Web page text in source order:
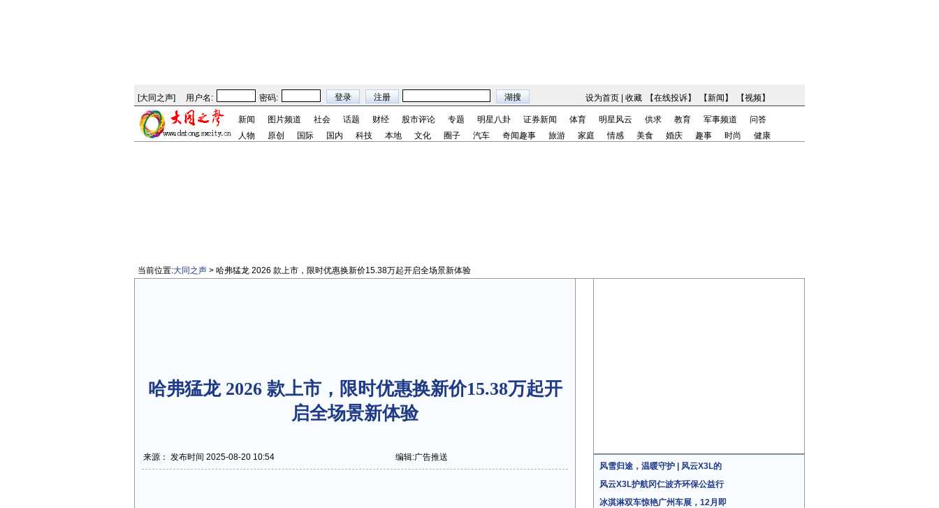
[大同之声] 用户名: 密码: 设为首页 收藏 【在线投诉】 【新闻 】 【视频】
新闻 图片频道 社会 话题 财经 股市评论 专题 明星八卦 证券新闻 体育 明星风云 供求 教育 军事频道
问答
人物
原创 国际 国内 科技 本地 文化 圈子 汽车 奇闻趣事 旅游 家庭 情感 美食 婚庆 趣事 时尚 健康
当前位置:大同之声 > 哈弗猛龙 2026 款上市，限时优惠换新价15.38万起开启全场景新体验
哈弗猛龙 2026 款上市，限时优惠换新价15.38万起开
启全场景新体验
来源： 发布时间 2025-08-20 10:54 编辑:广告推送
风雪归途，温暖守护 | 风云X3L的
风云X3L护航冈仁波齐环保公益行
冰淇淋双车惊艳广州车展，12月即